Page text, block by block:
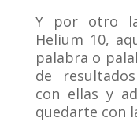
Y por otro
Helium 10,
palabra o
de
con ellas y
quedarte con